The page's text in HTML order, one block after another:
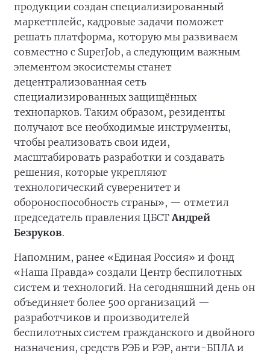
продукции создан специализированный
маркетплейс, кадровые задачи поможет
решать платформа, которую мы развиваем
совместно с SuperJob, а следующим важным
элементом экосистемы станет
децентрализованная сеть
специализированных защищённых
технопарков. Таким образом, резиденты
получают все необходимые инструменты,
чтобы реализовать свои идеи,
масштабировать разработки и создавать
решения, которые укрепляют
технологический суверенитет и
обороноспособность страны», — отметил
председатель правления ЦБСТАндрей
Безруков.
Напомним, ранее «Единая Россия» и фонд
«Наша Правда» создали Центр беспилотных
систем и технологий. На сегодняшний день он
объединяет более 500 организаций —
разработчиков и производителей
беспилотных систем гражданского и двойного
назначения, средств РЭБ и РЭР, анти-БПЛА и